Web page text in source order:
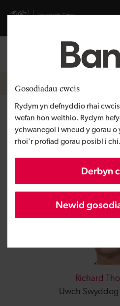
Gosodiadau cwcis
Rydym yn defnyddio rhai
wefan hon weithio. Rydym
ychwanegol i wneud y gorau o
rhoi'r profiad gorau posibl i chi.
Derbyn
Newid
Visit gov.wales website
Breadcrumb
Newyddion
W2 Global Data
sicrhau £3m
Cyfres A
Richard
Uwch